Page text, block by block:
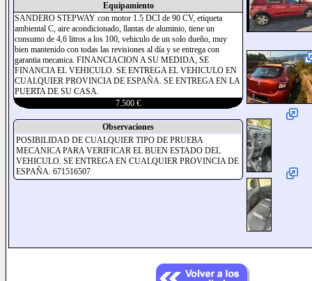
Equipamiento
SANDERO STEPWAY con motor 1.5 DCI de 90 CV, etiqueta
ambiental C, aire acondicionado, llantas de aluminio, tiene un
consumo de 4,6 litros a los 100, vehiculo de un solo dueño, muy
bien mantenido con todas las revisiones al día y se entrega con
garantia mecanica. FINANCIACION A SU MEDIDA, SE
FINANCIA EL VEHICULO. SE ENTREGA EL VEHICULO EN
CUALQUIER PROVINCIA DE ESPAÑA. SE ENTREGA EN LA
PUERTA DE SU CASA.
7.500 €
Observaciones
POSIBILIDAD DE CUALQUIER TIPO DE PRUEBA
MECANICA PARA VERIFICAR EL BUEN ESTADO DEL
VEHICULO. SE ENTREGA EN CUALQUIER PROVINCIA DE
ESPAÑA. 671516507